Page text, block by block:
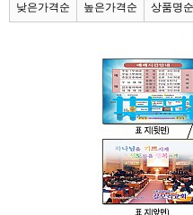
낮은가격순 높은가격순 상품명순